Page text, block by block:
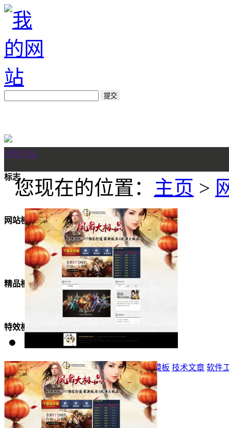
所有产品
标志
网站模板
美女模板
精品模板
特效模板
首页 标志 登录器 网站模板 精品模板 特效模板 技术文章 软件
您现在的位置： 主页 >